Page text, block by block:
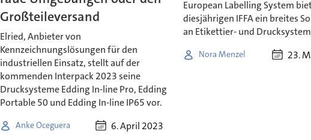
Großteileversand
Elried, Anbieter von
Kennzeichnungslösungen für den
industriellen Einsatz, stellt auf der
kommenden Interpack 2023 seine
Drucksysteme Edding In-line Pro, Edding
Portable 50 und Edding In-line IP65 vor.
Anke Oceguera 6. April 2023
European Labelling System
diesjährigen IFFA ein breites
an Etikettier- und
Nora Menzel 23.